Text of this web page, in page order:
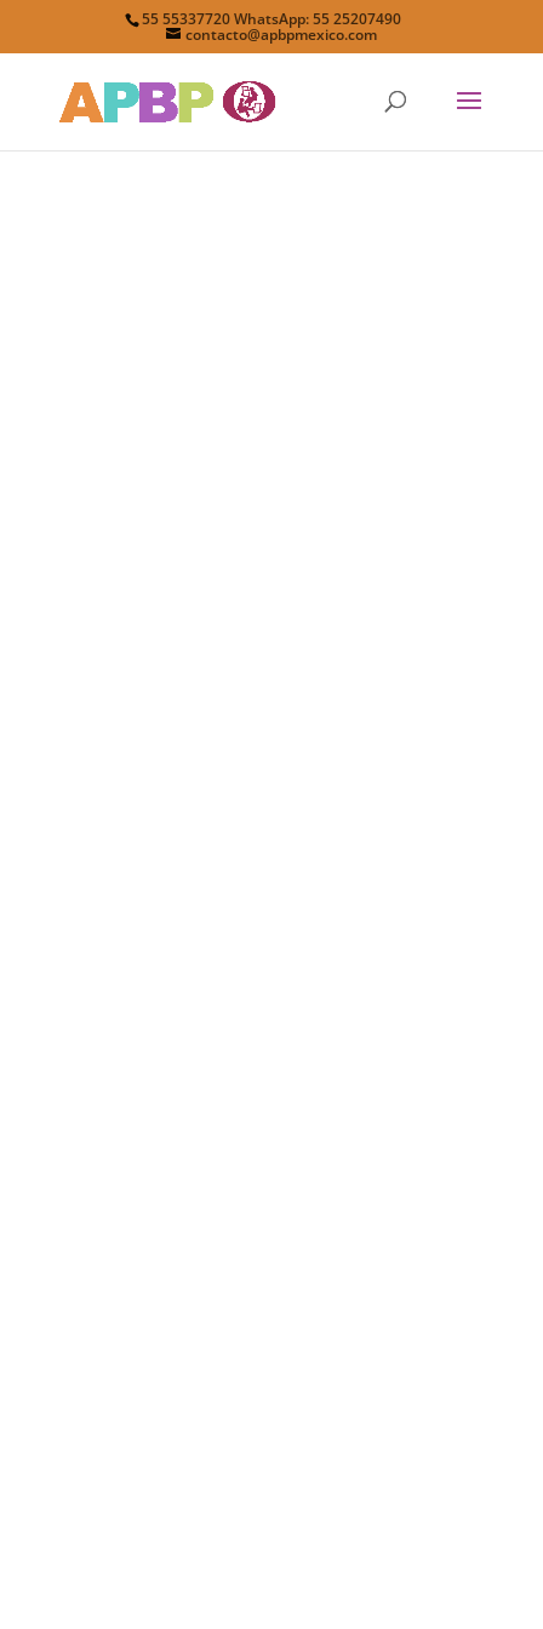
55 55337720 WhatsApp: 55 25207490
contacto@apbpmexico.com